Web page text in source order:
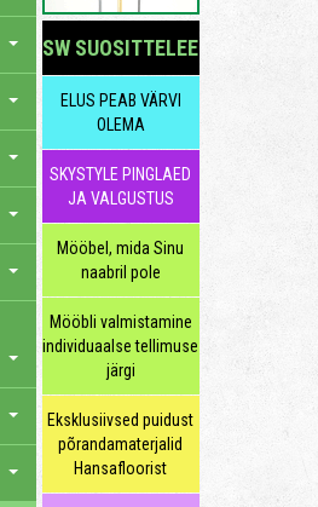
SW SUOSITTELEE
ELUS PEAB VÄRVI
OLEMA
SKYSTYLE PINGLAED
JA VALGUSTUS
Mööbel, mida Sinu
naabril pole
Mööbli valmistamine
individuaalse tellimuse
järgi
Eksklusiivsed puidust
põrandamaterjalid
Hansafloorist